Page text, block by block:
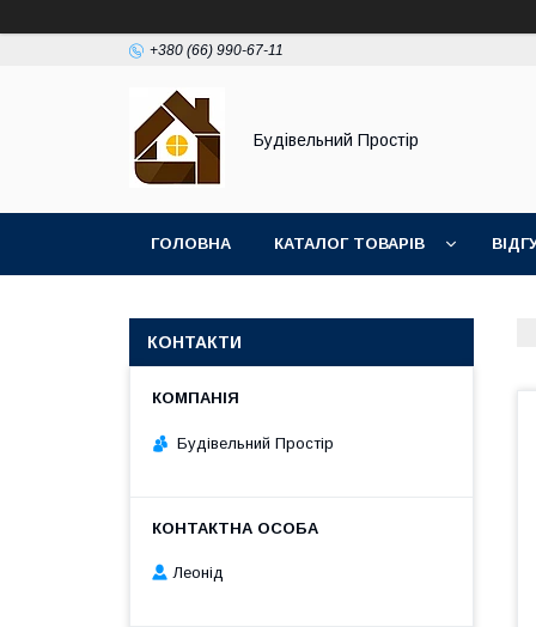
+380 (66) 990-67-11
Будівельний Простір
ГОЛОВНА КАТАЛОГ ТОВАРІВ
КОНТАКТИ
Будівельний Простір
Леонід